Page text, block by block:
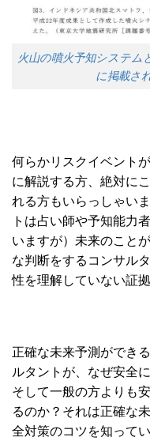
火山の噴火予知システム
に掲載さ
何らかリスクイベント
に解説する方、絶対に
れる方もいらっしゃい
トは占い師や予知能力
いますが）未来のこと
な判断をするコンサル
性を理解していない証
正確な未来予測ができ
ルタントが、なぜ安全
そして一般の方よりも
るのか？それは正確な
全対策のコツを知ってい